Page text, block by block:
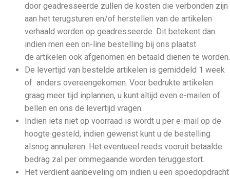
door geadresseerde zullen de kosten die verbonden zijn
aan het terugsturen en/of herstellen van de artikelen
verhaald worden op geadresseerde. Dit betekent dan
indien men een on-line bestelling bij ons plaatst
de artikelen ook afgenomen en betaald dienen te worden.
De levertijd van bestelde artikelen is gemiddeld 1 week
of anders overeengekomen. Voor bedrukte artikelen
graag meer tijd inplannen, u kunt altijd even e-mailen of
bellen en ons de levertijd vragen.
Indien iets niet op voorraad is wordt u per e-mail op de
hoogte gesteld, indien gewenst kunt u de bestelling
alsnog annuleren. Het eventueel reeds vooruit betaalde
bedrag zal per ommegaande worden teruggestort.
Het verdient aanbeveling om indien u een spoedopdracht